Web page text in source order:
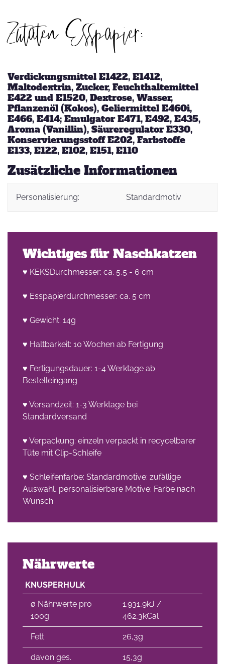
Zutaten Esspapier:
Verdickungsmittel E1422, E1412,
Maltodextrin, Zucker, Feuchthaltemittel
E422 und E1520, Dextrose, Wasser,
Pflanzenöl (Kokos), Geliermittel E460i,
E466, E414; Emulgator E471, E492, E435,
Aroma (Vanillin), Säureregulator E330,
Konservierungsstoff E202, Farbstoffe
E133, E122, E102, E151, E110
Zusätzliche Informationen
Personalisierung: Standardmotiv
Wichtiges für Naschkatzen
♥ KEKSDurchmesser: ca. 5,5 - 6 cm
♥ Esspapierdurchmesser: ca. 5 cm
♥ Gewicht: 14g
♥ Haltbarkeit: 10 Wochen ab Fertigung
♥ Fertigungsdauer: 1-4 Werktage ab
Bestelleingang
♥ Versandzeit: 1-3 Werktage bei
Standardversand
♥ Verpackung: einzeln verpackt in recycelbarer
Tüte mit Clip-Schleife
♥ Schleifenfarbe: Standardmotive: zufällige
Auswahl, personalisierbare Motive: Farbe nach
Wunsch
Nährwerte
KNUSPERHULK
∅ Nährwerte pro
100g
1.931,9kJ /
462,3kCal
Fett 26,3g
davon ges.
15,3g